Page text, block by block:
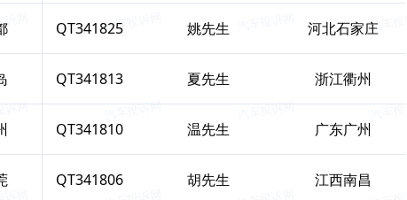
QT341825 姚先生 河北石家庄
QT341813 夏先生 浙江衢州
QT341810 温先生 广东广州
QT341806 胡先生 江西南昌